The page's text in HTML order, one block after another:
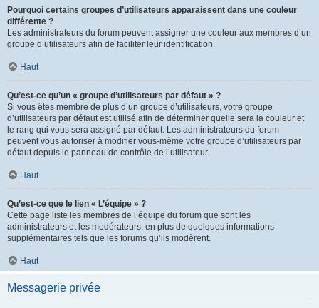
Pourquoi certains groupes d’utilisateurs apparaissent dans une couleur
différente ?
Les administrateurs du forum peuvent assigner une couleur aux membres d’un
groupe d’utilisateurs afin de faciliter leur identification.
Haut
Qu’est-ce qu’un « groupe d’utilisateurs par défaut » ?
Si vous êtes membre de plus d’un groupe d’utilisateurs, votre groupe
d’utilisateurs par défaut est utilisé afin de déterminer quelle sera la couleur et
le rang qui vous sera assigné par défaut. Les administrateurs du forum
peuvent vous autoriser à modifier vous-même votre groupe d’utilisateurs par
défaut depuis le panneau de contrôle de l’utilisateur.
Haut
Qu’est-ce que le lien « L’équipe » ?
Cette page liste les membres de l’équipe du forum que sont les
administrateurs et les modérateurs, en plus de quelques informations
supplémentaires tels que les forums qu’ils modèrent.
Haut
Messagerie privée